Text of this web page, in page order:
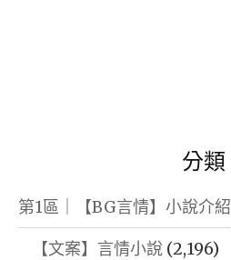
分類
第1區｜【BG言情】小說介紹
【文案】言情小說 (2,196)